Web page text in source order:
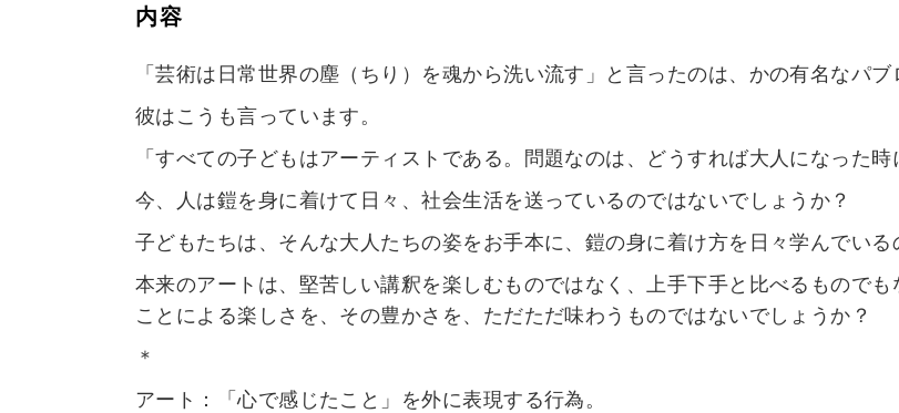
内容
「芸術は日常世界の塵（ちり）を魂から洗い流す」と言ったのは、かの有名なパブ
彼はこうも言っています。
「すべての子どもはアーティストである。問題なのは、どうすれば大人になった
今、人は鎧を身に着けて日々、社会生活を送っているのではないでしょうか？
子どもたちは、そんな大人たちの姿をお手本に、鎧の身に着け方を日々学んでいる
本来のアートは、堅苦しい講釈を楽しむものではなく、上手下手と比べるもので
ことによる楽しさを、その豊かさを、ただただ味わうものではないでしょうか？
＊
アート：「心で感じたこと」を外に表現する行為。